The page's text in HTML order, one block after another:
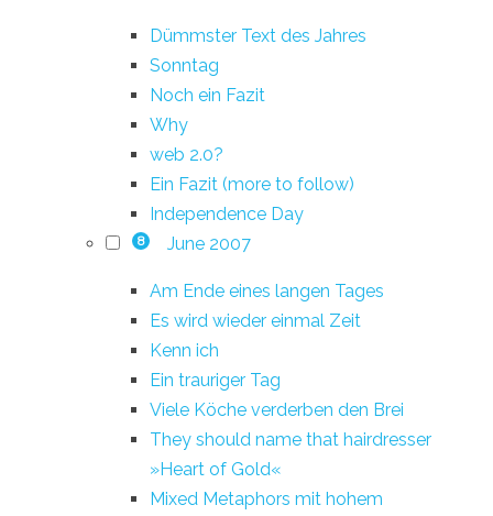
Dümmster Text des Jahres
Sonntag
Noch ein Fazit
Why
web 2.0?
Ein Fazit (more to follow)
Independence Day
8 June 2007
Am Ende eines langen Tages
Es wird wieder einmal Zeit
Kenn ich
Ein trauriger Tag
Viele Köche verderben den Brei
They should name that hairdresser
»Heart of Gold«
Mixed Metaphors mit hohem